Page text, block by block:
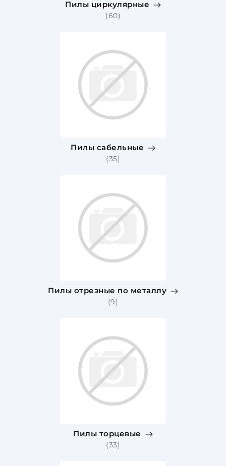
Пилы циркулярные
(60)
Пилы сабельные
(35)
Пилы отрезные по металлу
(9)
Пилы торцевые
(33)